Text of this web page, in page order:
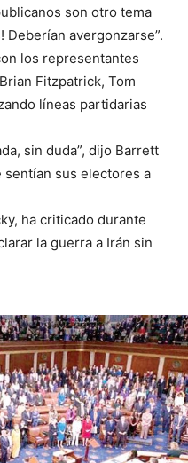
son otro tema
Deberían avergonzarse”.
los representantes
Fitzpatrick, Tom
líneas partidarias
sin duda”, dijo Barrett
sus electores a
ha criticado durante
la guerra a Irán sin